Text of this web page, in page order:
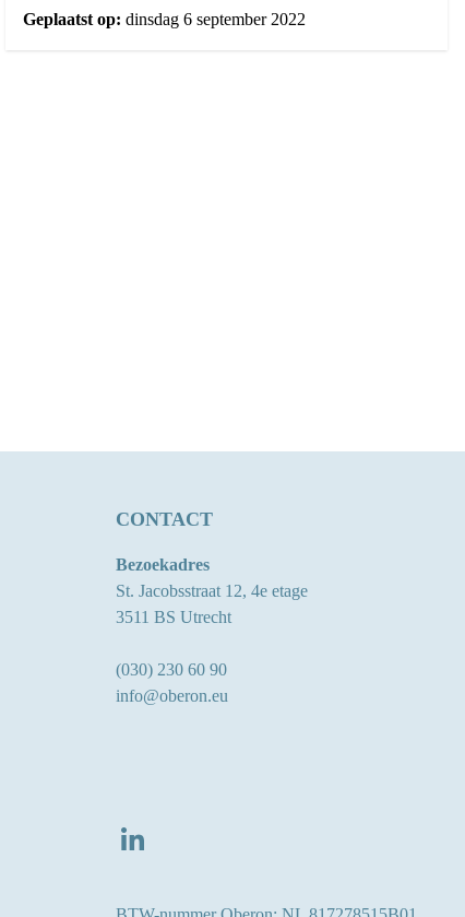
Geplaatst op: dinsdag 6 september 2022
CONTACT
Bezoekadres
St. Jacobsstraat 12, 4e etage
3511 BS Utrecht
(030) 230 60 90
info@oberon.eu
LINKEDIN